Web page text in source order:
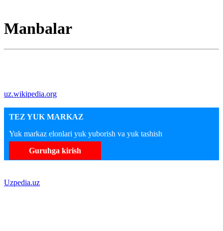
Manbalar
uz.wikipedia.org
TEZ YUK MARKAZ
Yuk markaz elonlari yuk yuborish va yuk tashish
Guruhga kirish
Uzpedia.uz